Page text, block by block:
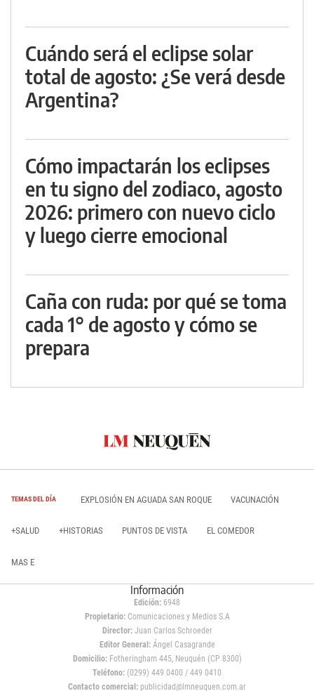
Cuándo será el eclipse solar
total de agosto: ¿Se verá desde
Argentina?
Cómo impactarán los eclipses
en tu signo del zodiaco, agosto
2026: primero con nuevo ciclo
y luego cierre emocional
Caña con ruda: por qué se toma
cada 1° de agosto y cómo se
prepara
TEMAS DEL DÍA EXPLOSIÓN EN AGUADA SAN ROQUE VACUNACIÓN
+SALUD +HISTORIAS PUNTOS DE VISTA EL COMEDOR
MAS E
Información
Edición: 6948
Propietario:Comunicaciones y Medios S.A
Director: Juan Carlos Schroeder
Editor General:Ángel Casagrande
Domicilio:Fotheringham 445, Neuquén (CP 8300)
Teléfono: (0299) 449 0400 / 449 0410
Contacto comercial: publicidad@lmneuquen.com.ar